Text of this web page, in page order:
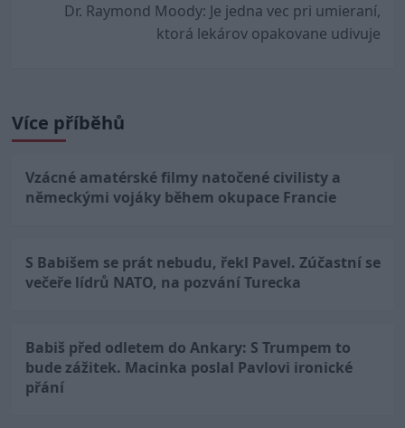
Dr. Raymond Moody: Je jedna vec pri umieraní,
ktorá lekárov opakovane udivuje
Více příběhů
Vzácné amatérské filmy natočené civilisty a
německými vojáky během okupace Francie
S Babišem se prát nebudu, řekl Pavel. Zúčastní se
večeře lídrů NATO, na pozvání Turecka
Babiš před odletem do Ankary: S Trumpem to
bude zážitek. Macinka poslal Pavlovi ironické
přání